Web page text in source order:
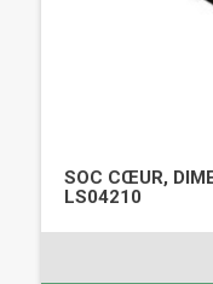
SOC CŒUR,
LS04210